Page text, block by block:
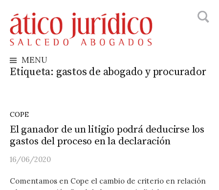
to
content
MENU
Etiqueta: gastos de abogado y procurador
COPE
El ganador de un litigio podrá deducirse los
gastos del proceso en la declaración
16/06/2020
Comentamos en Cope el cambio de criterio en relación